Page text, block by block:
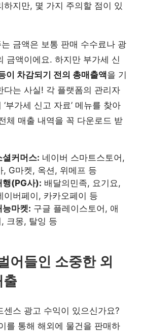
하지만, 몇 가지 주의할 점이 있
금액은 보통 판매 수수료나 광
금액이에요. 하지만 부가세 신
이 차감되기 전의 총매출액을 기
다는 사실! 각 플랫폼의 관리자
부가세 신고 자료’ 메뉴를 찾아
체 매출 내역을 꼭 다운로드 받
커머스: 네이버 스마트스토어,
, G마켓, 옥션, 위메프 등
행(PG사): 배달의민족, 요기요,
이버페이, 카카오페이 등
마켓: 구글 플레이스토어, 애
크몽, 탈잉 등
어들인 소중한 외
출
센스 광고 수익이 있으신가요?
를 통해 해외에 물건을 판매하